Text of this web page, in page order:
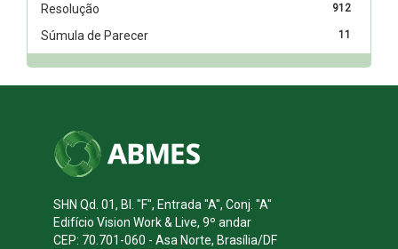
912
Resolução
11
Súmula de Parecer
SHN Qd. 01, Bl. "F", Entrada "A", Conj. "A"
Edifício Vision Work & Live, 9º andar
CEP: 70.701-060 - Asa Norte, Brasília/DF